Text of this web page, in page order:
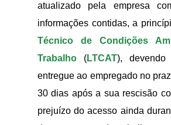
atualizado pela empresa
informações contidas, a
Técnico de Condições
Trabalho (LTCAT),
entregue ao empregado no
30 dias após a sua rescisão
prejuízo do acesso ainda